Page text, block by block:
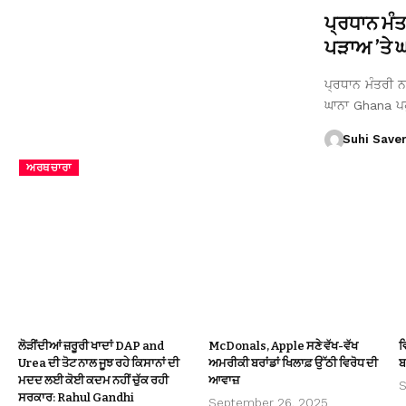
ਅਰਥਚਾਰਾ
ਪ੍ਰਧਾਨ
ਪੜਾਅ ’ਤੇ
ਪ੍ਰਧਾਨ ਮੰਤਰੀ
ਘਾਨਾ Ghana
Suhi Saver
ਲੋੜੀਂਦੀਆਂ ਜ਼ਰੂਰੀ ਖਾਦਾਂ DAP and
Urea ਦੀ ਤੋਟ ਨਾਲ ਜੂਝ ਰਹੇ ਕਿਸਾਨਾਂ ਦੀ
ਮਦਦ ਲਈ ਕੋਈ ਕਦਮ ਨਹੀਂ ਚੁੱਕ ਰਹੀ
ਸਰਕਾਰ: Rahul Gandhi
McDonals, Apple ਸਣੇ ਵੱਖ-ਵੱਖ
ਅਮਰੀਕੀ ਬਰਾਂਡਾਂ ਖਿਲਾਫ਼ ਉੱਠੀ ਵਿਰੋਧ ਦੀ
ਆਵਾਜ਼
September 26, 2025